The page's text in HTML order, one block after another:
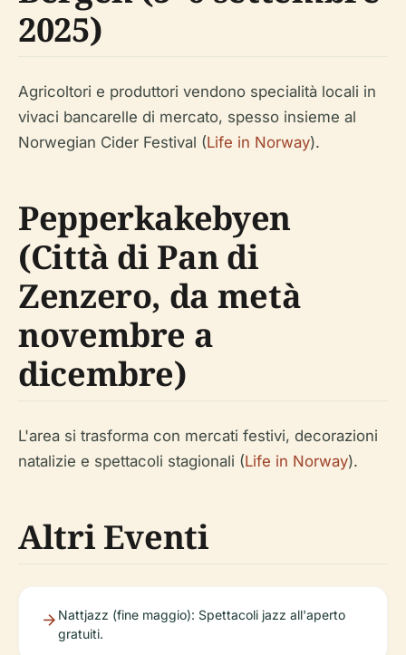
2025)
Agricoltori e produttori vendono specialità locali in
vivaci bancarelle di mercato, spesso insieme al
Norwegian Cider Festival (Life in Norway).
Pepperkakebyen
(Città di Pan di
Zenzero, da metà
novembre a
dicembre)
L'area si trasforma con mercati festivi, decorazioni
natalizie e spettacoli stagionali (Life in Norway).
Altri Eventi
Nattjazz (fine maggio): Spettacoli jazz all'aperto
gratuiti.